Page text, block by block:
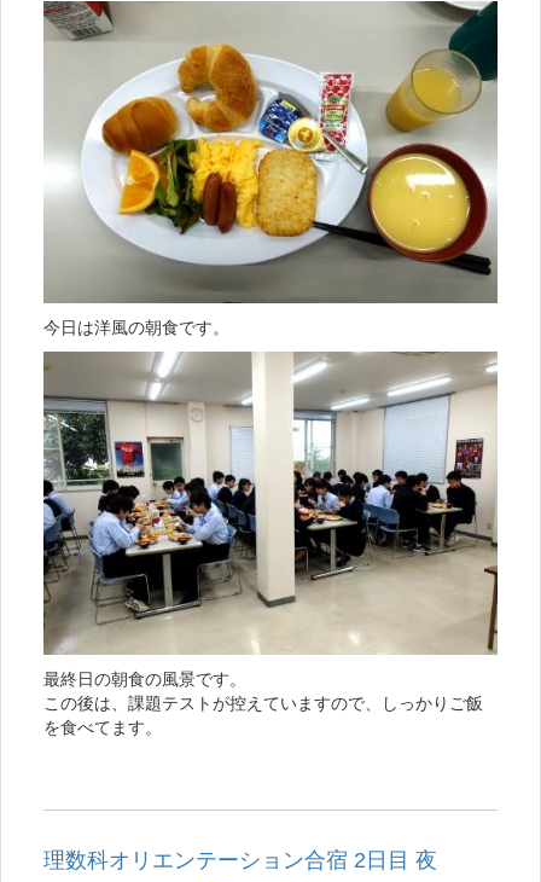
今日は洋風の朝食です。
最終日の朝食の風景です。
この後は、課題テストが控えていますので、しっかりご飯
を食べてます。
理数科オリエンテーション合宿 2日目 夜